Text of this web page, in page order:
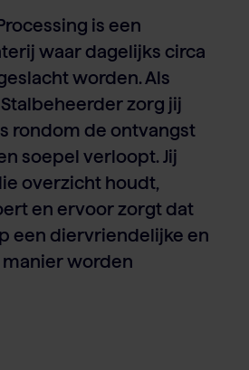
is een
waar dagelijks circa
worden. Als
zorg jij
rondom de ontvangst
soepel verloopt. Jij
overzicht houdt,
en ervoor zorgt dat
een diervriendelijke en
worden